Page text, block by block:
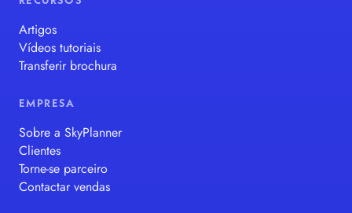
Artigos
Vídeos tutoriais
Transferir brochura
EMPRESA
Sobre a SkyPlanner
Clientes
Torne-se parceiro
Contactar vendas